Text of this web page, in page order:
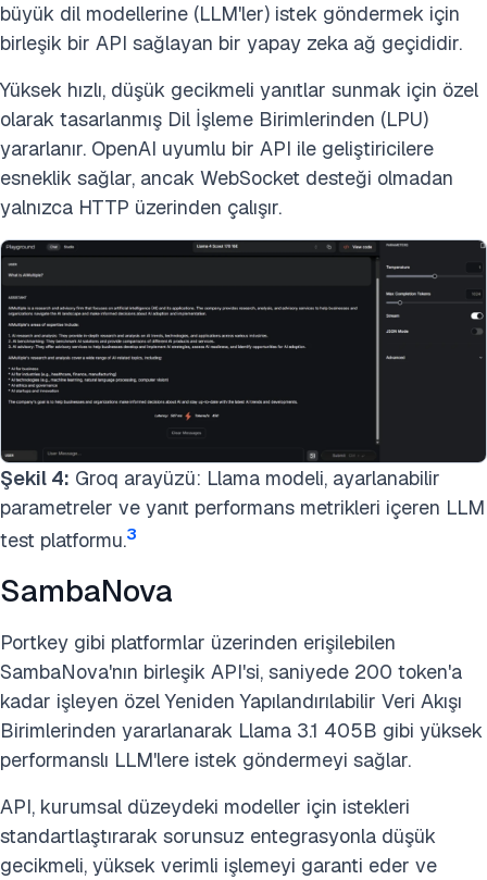
büyük dil modellerine (LLM'ler) istek göndermek için
birleşik bir API sağlayan bir yapay zeka ağ geçididir.
Yüksek hızlı, düşük gecikmeli yanıtlar sunmak için özel
olarak tasarlanmış Dil İşleme Birimlerinden (LPU)
yararlanır. OpenAI uyumlu bir API ile geliştiricilere
esneklik sağlar, ancak WebSocket desteği olmadan
yalnızca HTTP üzerinden çalışır.
Şekil 4: Groq arayüzü: Llama modeli, ayarlanabilir
parametreler ve yanıt performans metrikleri içeren LLM
test platformu.3
SambaNova
Portkey gibi platformlar üzerinden erişilebilen
SambaNova'nın birleşik API'si, saniyede 200 token'a
kadar işleyen özel Yeniden Yapılandırılabilir Veri Akışı
Birimlerinden yararlanarak Llama 3.1 405B gibi yüksek
performanslı LLM'lere istek göndermeyi sağlar.
API, kurumsal düzeydeki modeller için istekleri
standartlaştırarak sorunsuz entegrasyonla düşük
gecikmeli, yüksek verimli işlemeyi garanti eder ve